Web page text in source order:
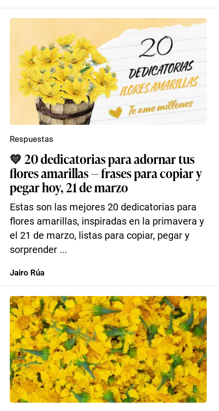
💛 20 dedicatorias para adornar tus
flores amarillas — frases para copiar y
pegar hoy, 21 de marzo
Estas son las mejores 20 dedicatorias para
flores amarillas, inspiradas en la primavera y
el 21 de marzo, listas para copiar, pegar y
sorprender ...
Respuestas
Jairo Rúa